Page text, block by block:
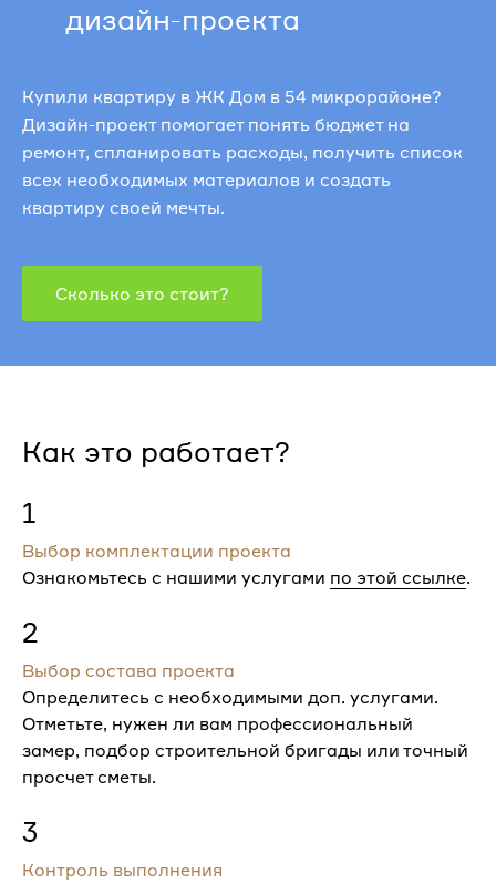
дизайн-проекта
Купили квартиру в ЖК Дом в 54 микрорайоне?
Дизайн-проект помогает понять бюджет на
ремонт, спланировать расходы, получить список
всех необходимых материалов и создать
квартиру своей мечты.
Сколько это стоит?
Как это работает?
1
Выбор комплектации проекта
Ознакомьтесь с нашими услугами по этой ссылке.
2
Выбор состава проекта
Определитесь с необходимыми доп. услугами.
Отметьте, нужен ли вам профессиональный
замер, подбор строительной бригады или точный
просчет сметы.
3
Контроль выполнения